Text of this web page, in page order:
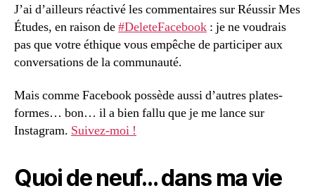
J’ai d’ailleurs réactivé les commentaires sur Réussir Mes
Études, en raison de#DeleteFacebook : je ne voudrais
pas que votre éthique vous empêche de participer aux
conversations de la communauté.
Mais comme Facebook possède aussi d’autres plates-
formes… bon… il a bien fallu que je me lance sur
Instagram. Suivez-moi !
Quoi de neuf… dans ma vie